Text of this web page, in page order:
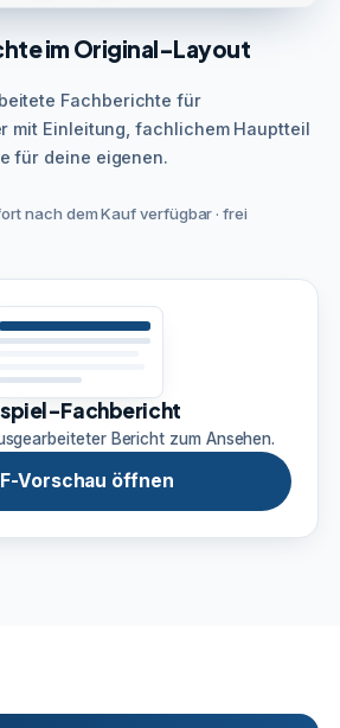
im Original-Layout
Fachberichte für
mit Einleitung, fachlichem Hauptteil
für deine eigenen.
nach dem Kauf verfügbar · frei
Fachbericht
Bericht zum Ansehen.
Vorschau öffnen